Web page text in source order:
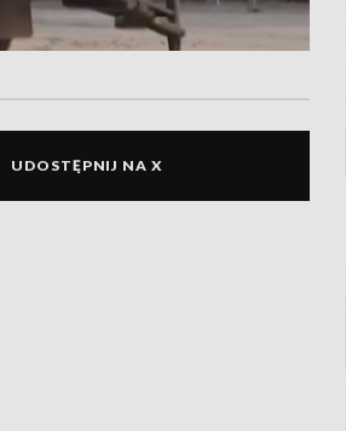
UDOSTĘPNIJ NA X